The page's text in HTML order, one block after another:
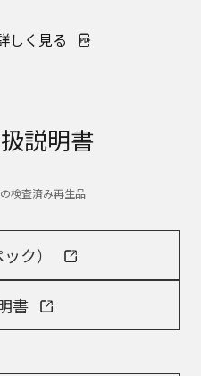
しく見る
説明書
検査済み再生品
ク）
書